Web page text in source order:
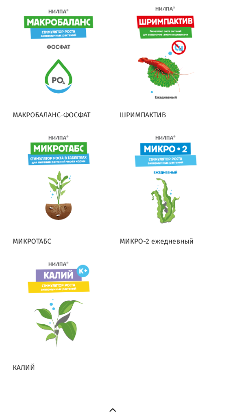
МАКРОБАЛАНС-ФОСФАТ ШРИМПАКТИВ
МИКРОТАБС МИКРО-2 ежедневный
КАЛИЙ